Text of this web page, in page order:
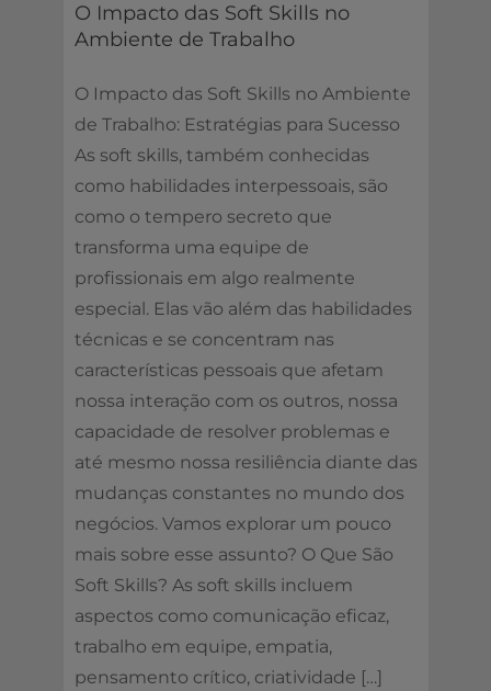
O Impacto das Soft Skills no
Ambiente de Trabalho
O Impacto das Soft Skills no Ambiente
de Trabalho: Estratégias para Sucesso
As soft skills, também conhecidas
como habilidades interpessoais, são
como o tempero secreto que
transforma uma equipe de
profissionais em algo realmente
especial. Elas vão além das habilidades
técnicas e se concentram nas
características pessoais que afetam
nossa interação com os outros, nossa
capacidade de resolver problemas e
até mesmo nossa resiliência diante das
mudanças constantes no mundo dos
negócios. Vamos explorar um pouco
mais sobre esse assunto? O Que São
Soft Skills? As soft skills incluem
aspectos como comunicação eficaz,
trabalho em equipe, empatia,
pensamento crítico, criatividade […]